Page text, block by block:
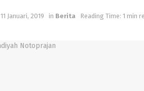
11 Januari, 2019 in Berita Reading Time: 1 min